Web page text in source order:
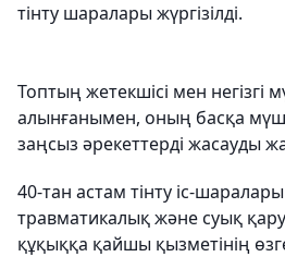
тінту шаралары жүргізілді.
Топтың жетекшісі мен негізгі
алынғанымен, оның басқа
заңсыз әрекеттерді жасауды
40-тан астам тінту іс-шаралары
травматикалық және суық
құқыққа қайшы қызметінің